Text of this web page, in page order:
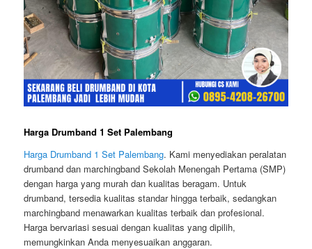
Harga Drumband 1 Set Palembang
Harga Drumband 1 Set Palembang. Kami menyediakan peralatan
drumband dan marchingband Sekolah Menengah Pertama (SMP)
dengan harga yang murah dan kualitas beragam. Untuk
drumband, tersedia kualitas standar hingga terbaik, sedangkan
marchingband menawarkan kualitas terbaik dan profesional.
Harga bervariasi sesuai dengan kualitas yang dipilih,
memungkinkan Anda menyesuaikan anggaran.